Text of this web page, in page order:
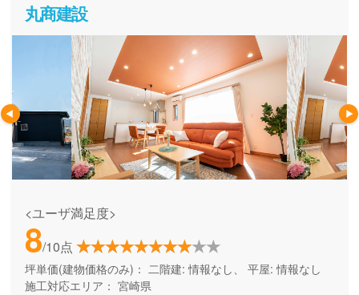
丸商建設
<ユーザ満足度>
8/10点
坪単価(建物価格のみ)： 二階建: 情報なし、 平屋: 情報なし
施工対応エリア： 宮崎県